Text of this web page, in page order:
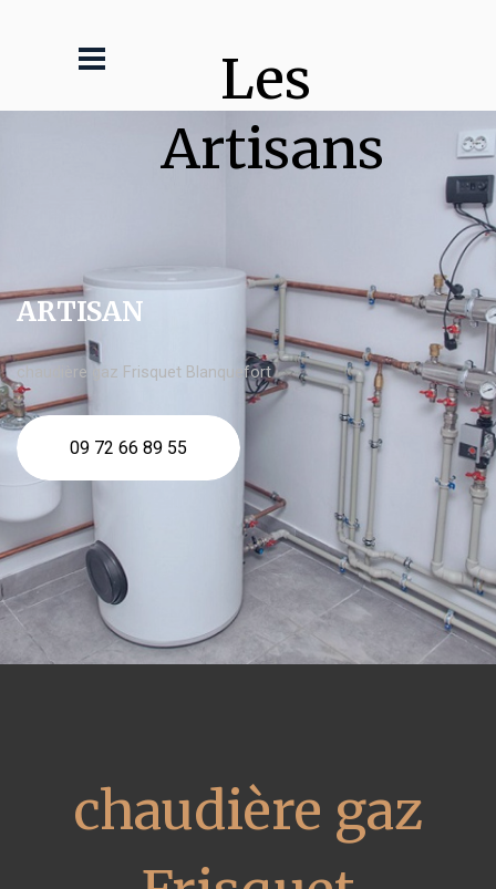
Les
Artisans
ARTISAN
chaudière gaz Frisquet Blanquefort
09 72 66 89 55
chaudière gaz